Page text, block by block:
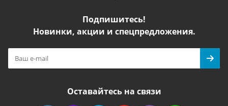
Подпишитесь!
Новинки, акции и спецпредложения.
Оставайтесь на связи